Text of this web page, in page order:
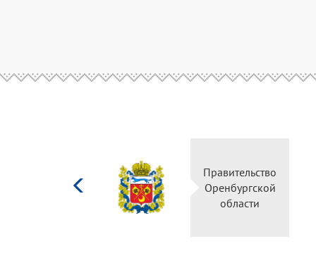
Правительство
Оренбургской
области